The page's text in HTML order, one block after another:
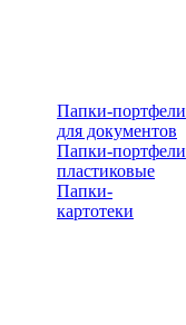
Папки-портфели
для документов
Папки-портфели
пластиковые
Папки-
картотеки